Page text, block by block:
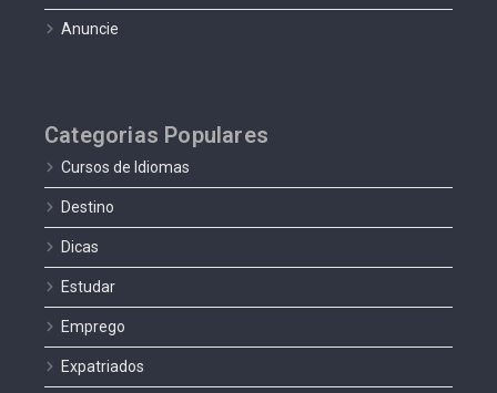
Anuncie
Categorias Populares
Cursos de Idiomas
Destino
Dicas
Estudar
Emprego
Expatriados